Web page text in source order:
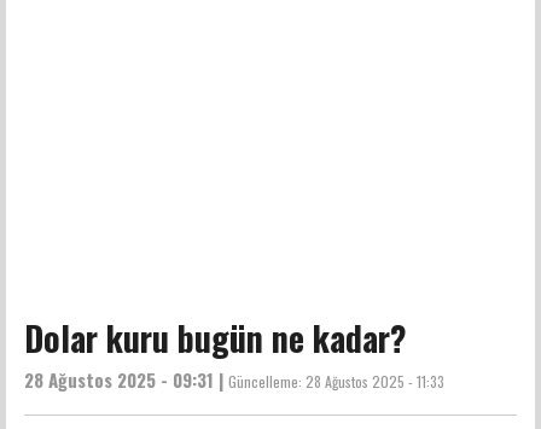
Dolar kuru bugün ne kadar?
28 Ağustos 2025 - 09:31 | Güncelleme: 28 Ağustos 2025 - 11:33